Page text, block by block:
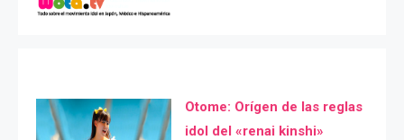
Otome: Orígen de las reglas
idol del «renai kinshi»